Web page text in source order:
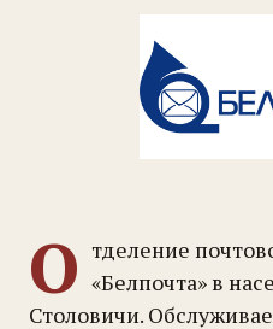
О тделение
«Белпочта» в
Столовичи.